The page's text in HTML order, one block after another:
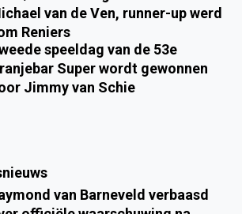
van de Ven, runner-up werd
Reniers
speeldag van de 53e
Super wordt gewonnen
Jimmy van Schie
van Barneveld verbaasd